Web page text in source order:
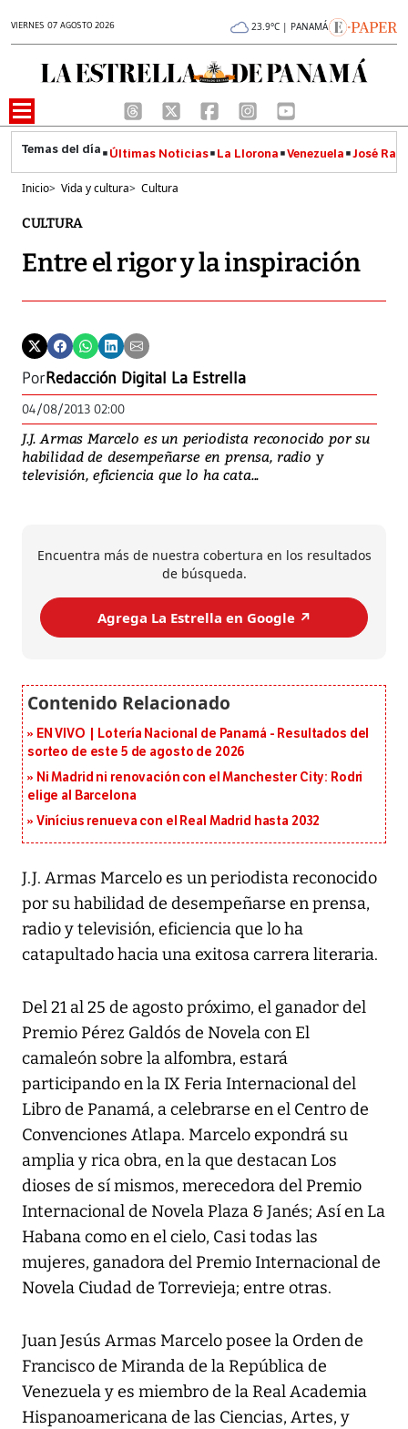
VIERNES 07 AGOSTO 2026 23.9°C | PANAMÁ
Últimas Noticias La Llorona Venezuela José
Inicio> Vida y cultura> Cultura
CULTURA
Entre el rigor y la inspiración
PorRedacción Digital La Estrella
04/08/2013 02:00
J.J. Armas Marcelo es un periodista reconocido por su
habilidad de desempeñarse en prensa, radio y
televisión, eficiencia que lo ha cata...
Encuentra más de nuestra cobertura en los resultados
de búsqueda.
Agrega La Estrella en Google ↗️
EN VIVO | Lotería Nacional de Panamá - Resultados del
sorteo de este 5 de agosto de 2026
Ni Madrid ni renovación con el Manchester City: Rodri
elige al Barcelona
Vinícius renueva con el Real Madrid hasta 2032
J.J. Armas Marcelo es un periodista reconocido
por su habilidad de desempeñarse en prensa,
radio y televisión, eficiencia que lo ha
catapultado hacia una exitosa carrera literaria.
Del 21 al 25 de agosto próximo, el ganador del
Premio Pérez Galdós de Novela con El
camaleón sobre la alfombra, estará
participando en la IX Feria Internacional del
Libro de Panamá, a celebrarse en el Centro de
Convenciones Atlapa. Marcelo expondrá su
amplia y rica obra, en la que destacan Los
dioses de sí mismos, merecedora del Premio
Internacional de Novela Plaza & Janés; Así en La
Habana como en el cielo, Casi todas las
mujeres, ganadora del Premio Internacional de
Novela Ciudad de Torrevieja; entre otras.
Juan Jesús Armas Marcelo posee la Orden de
Francisco de Miranda de la República de
Venezuela y es miembro de la Real Academia
Hispanoamericana de las Ciencias, Artes, y